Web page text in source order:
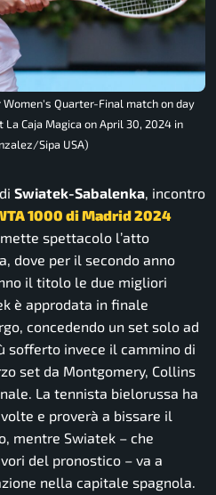
Quarter-Final match on day
Caja Magica on April 30, 2024 in
Sipa USA)
Swiatek-Sabalenka, incontro
1000 di Madrid 2024
spettacolo l’atto
dove per il secondo anno
il titolo le due migliori
è approdata in finale
concedendo un set solo ad
sofferto invece il cammino di
set da Montgomery, Collins
La tennista bielorussa ha
e proverà a bissare il
mentre Swiatek – che
del pronostico – va a
nella capitale spagnola.